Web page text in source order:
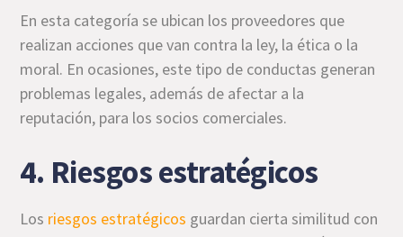
En esta categoría se ubican los proveedores que
realizan acciones que van contra la ley, la ética o la
moral. En ocasiones, este tipo de conductas generan
problemas legales, además de afectar a la
reputación, para los socios comerciales.
4. Riesgos estratégicos
Los riesgos estratégicos guardan cierta similitud con